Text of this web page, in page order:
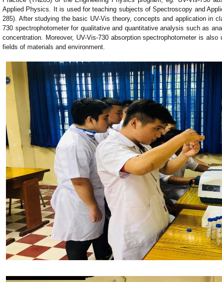
Applied Physics. It is used for teaching subjects of Spectroscopy and
285). After studying the basic UV-Vis theory, concepts and application in
730 spectrophotometer for qualitative and quantitative analysis such as
concentration. Moreover, UV-Vis-730 absorption spectrophotometer is
fields of materials and environment.